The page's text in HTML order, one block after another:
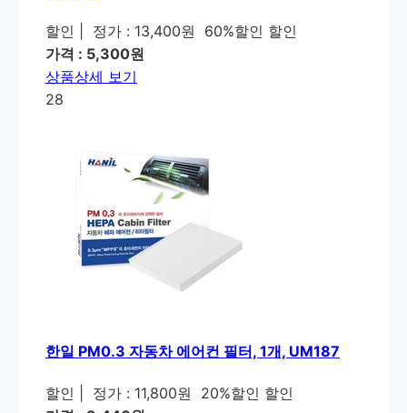
할인 정가 : 13,400원
60%할인 할인
가격 : 5,300원
상품상세 보기
28
한일 PM0.3 자동차 에어컨 필터, 1개, UM187
할인 정가 : 11,800원
20%할인 할인